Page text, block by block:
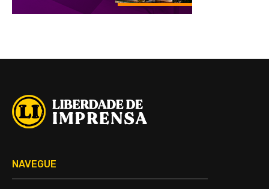
NAVEGUE